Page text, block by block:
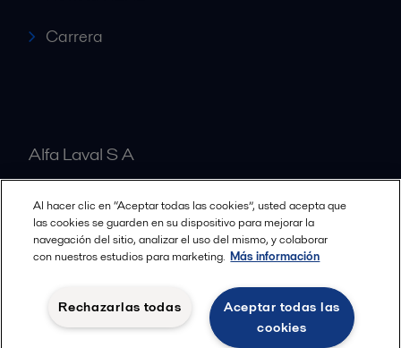
Carrera
Alfa Laval S A
Nuestras oficinas
Términos y condiciones legales
Política de Privacidad
Al hacer clic en “Aceptar todas las cookies”, usted acepta que
las cookies se guarden en su dispositivo para mejorar la
navegación del sitio, analizar el uso del mismo, y colaborar
con nuestros estudios para marketing. Más información
Aceptar todas las
cookies
Rechazarlas todas